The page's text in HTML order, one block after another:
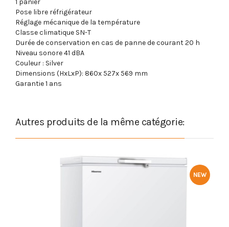
1 panier
Pose libre réfrigérateur
Réglage mécanique de la température
Classe climatique SN-T
Durée de conservation en cas de panne de courant 20 h
Niveau sonore 41 dBA
Couleur : Silver
Dimensions (HxLxP): 860x 527x 569 mm
Garantie 1 ans
Autres produits de la même catégorie:
NEW